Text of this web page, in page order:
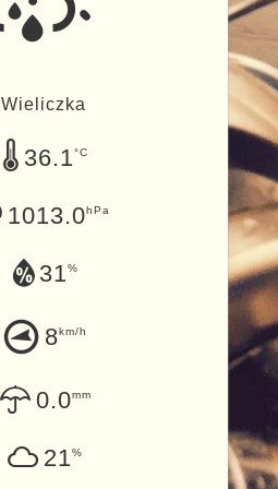
Wieliczka
36.1°C
1013.0hPa
31%
8km/h
0.0mm
21%